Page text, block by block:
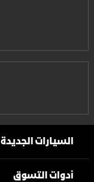
السيارات الجديدة
أدوات التسوق